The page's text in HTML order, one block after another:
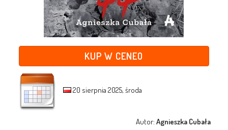
KUP W CENEO
20 sierpnia 2025, środa
Autor:Agnieszka Cubała